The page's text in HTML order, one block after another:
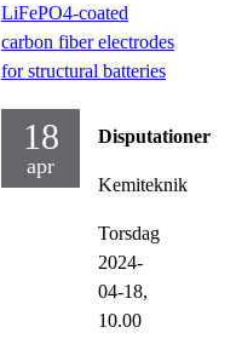
LiFePO4-coated
carbon fiber electrodes
for structural batteries
18
apr
Disputationer
Kemiteknik
Torsdag
2024-
04-18,
10.00